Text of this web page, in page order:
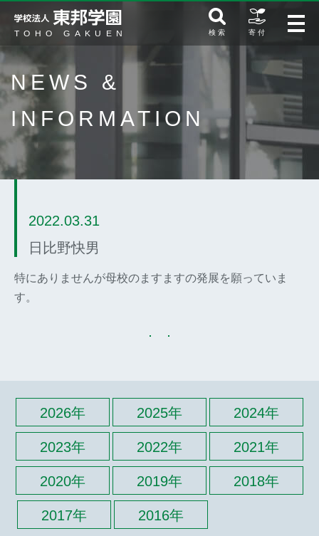
検 索 寄 付
NEWS &
INFORMATION
2022.03.31
日比野快男
特にありませんが母校のますますの発展を願っていま
す。
2026年 2025年 2024年
2023年 2022年 2021年
2020年 2019年 2018年
2017年 2016年